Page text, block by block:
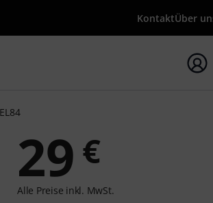
KontaktÜber
mit Suchwort {searchTerm} starten
EL84
29 €
Alle Preise inkl. MwSt.